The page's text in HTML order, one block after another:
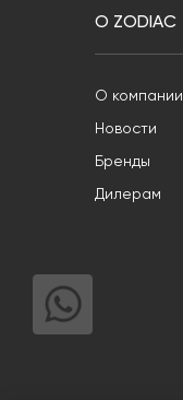
О ZODIAC
О компании
Новости
Бренды
Дилерам